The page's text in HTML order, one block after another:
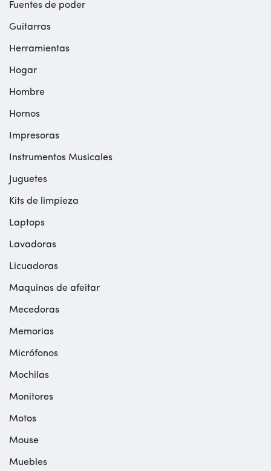
Fuentes de poder
Guitarras
Herramientas
Hogar
Hombre
Hornos
Impresoras
Instrumentos Musicales
Juguetes
Kits de limpieza
Laptops
Lavadoras
Licuadoras
Maquinas de afeitar
Mecedoras
Memorias
Micrófonos
Mochilas
Monitores
Motos
Mouse
Muebles